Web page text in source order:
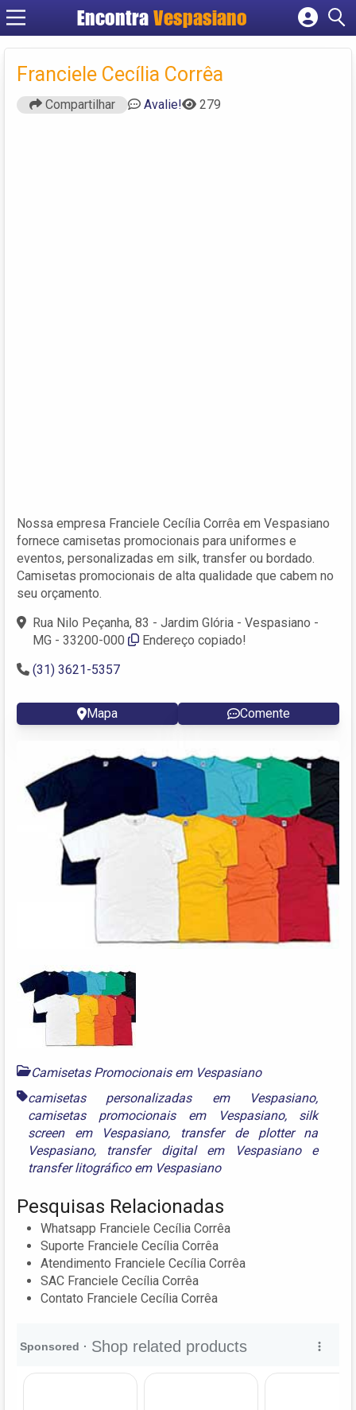
Encontra Vespasiano
Cadastrar empresa
Criar conta
Franciele Cecília Corrêa
Compartilhar Avalie! 279
Nossa empresa Franciele Cecília Corrêa em Vespasiano
fornece camisetas promocionais para uniformes e
eventos, personalizadas em silk, transfer ou bordado.
Camisetas promocionais de alta qualidade que cabem no
seu orçamento.
Rua Nilo Peçanha, 83 - Jardim Glória - Vespasiano -
MG - 33200-000
Endereço copiado!
(31) 3621-5357
Mapa Comente
Camisetas Promocionais em Vespasiano
camisetas personalizadas em Vespasiano,
camisetas promocionais em Vespasiano, silk
screen em Vespasiano, transfer de plotter na
Vespasiano, transfer digital em Vespasianoe
transfer litográfico em Vespasiano
Pesquisas Relacionadas
Whatsapp Franciele Cecília Corrêa
Suporte Franciele Cecília Corrêa
Atendimento Franciele Cecília Corrêa
SAC Franciele Cecília Corrêa
Contato Franciele Cecília Corrêa